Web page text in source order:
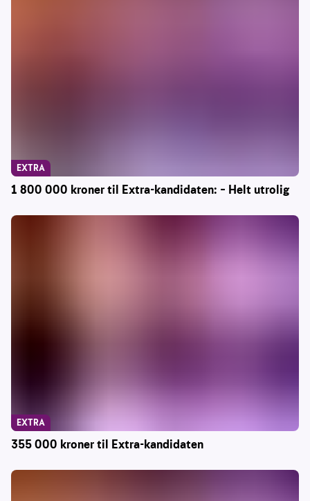
1 800 000 kroner til Extra-kandidaten: – Helt utrolig
EXTRA
355 000 kroner til Extra-kandidaten
EXTRA